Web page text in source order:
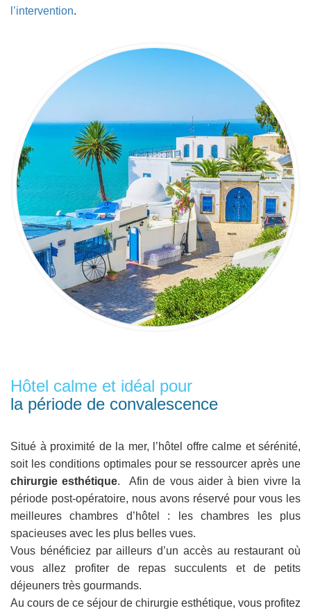
l’intervention.
Hôtel calme et idéal pour
la période de convalescence
Situé à proximité de la mer, l’hôtel offre calme et sérénité,
soit les conditions optimales pour se ressourcer après une
chirurgie esthétique. Afin de vous aider à bien vivre la
période post-opératoire, nous avons réservé pour vous les
meilleures chambres d’hôtel : les chambres les plus
spacieuses avec les plus belles vues.
Vous bénéficiez par ailleurs d’un accès au restaurant où
vous allez profiter de repas succulents et de petits
déjeuners très gourmands.
Au cours de ce séjour de chirurgie esthétique, vous profitez